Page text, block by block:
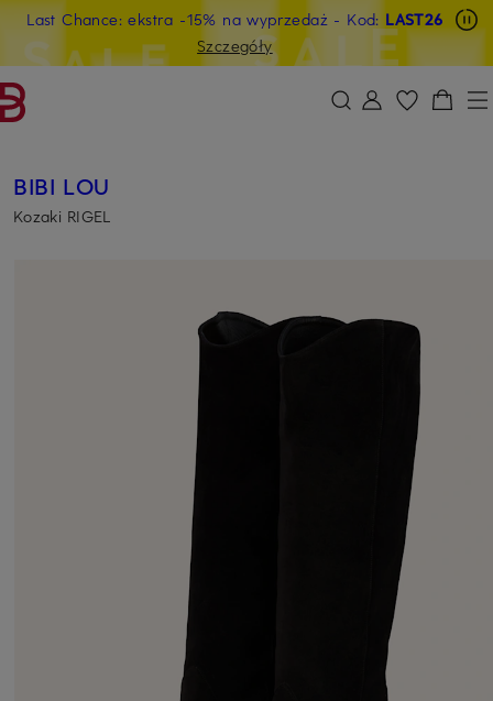
PRZEJDŹ DO GŁÓWNEJ TREŚCI PRZEJDŹ DO WYSZUKIWANIA
Last Chance: ekstra -15% na wyprzedaż - Kod: LAST26
Szczegóły
BIBI LOU
Kozaki RIGEL